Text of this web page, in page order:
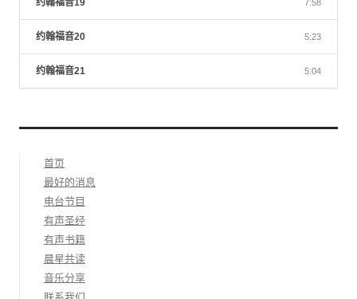
约翰福音19 7:58
约翰福音20 5:23
约翰福音21 5:04
首页
最好的消息
电台节目
有声圣经
有声书籍
晨星共读
音乐分享